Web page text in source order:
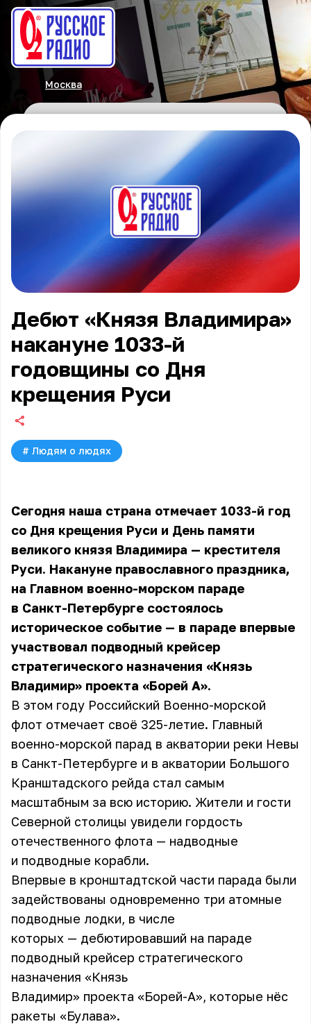
Москва
Дебют «Князя Владимира»
накануне 1033-й
годовщины со Дня
крещения Руси
# Людям о людях
Сегодня наша страна отмечает 1033-й год
со Дня крещения Руси и День памяти
великого князя Владимира — крестителя
Руси. Накануне православного праздника,
на Главном военно-морском параде
в Санкт-Петербурге состоялось
историческое событие — в параде впервые
участвовал подводный крейсер
стратегического назначения «Князь
Владимир» проекта «Борей А».
В этом году Российский Военно-морской
флот отмечает своё 325-летие. Главный
военно-морской парад в акватории реки Невы
в Санкт-Петербурге и в акватории Большого
Кранштадского рейда стал самым
масштабным за всю историю. Жители и гости
Северной столицы увидели гордость
отечественного флота — надводные
и подводные корабли.
Впервые в кронштадтской части парада были
задействованы одновременно три атомные
подводные лодки, в числе
которых — дебютировавший на параде
подводный крейсер стратегического
назначения «Князь
Владимир» проекта «Борей-А», которые нёс
ракеты «Булава».